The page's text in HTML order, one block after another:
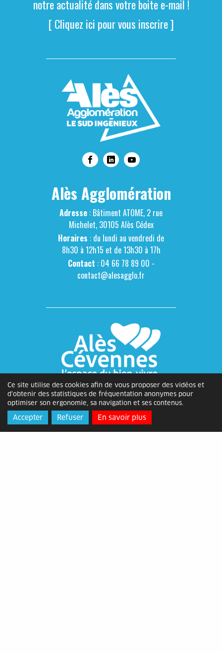
Ce site utilise des cookies afin de vous proposer des vidéos et
d'obtenir des statistiques de fréquentation anonymes pour
optimiser son ergonomie, sa navigation et ses contenus.
Accepter Refuser En savoir plus
notre actualité dans votre boite e-mail !
[ Cliquez ici pour vous inscrire ]
Alès Agglomération
Adresse : Bâtiment ATOME, 2 rue
Michelet, 30105 Alès Cédex
Horaires : du lundi au vendredi de
8h30 à 12h15 et de 13h30 à 17h
Contact : 04 66 78 89 00 -
contact@alesagglo.fr
Ville d'Alès